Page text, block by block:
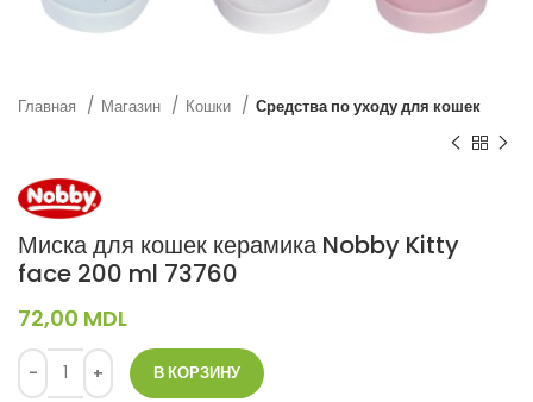
Главная Магазин Кошки Средства по уходу для кошек
Миска для кошек керамика Nobby Kitty
face 200 ml 73760
72,00 MDL
В КОРЗИНУ